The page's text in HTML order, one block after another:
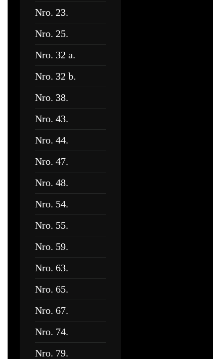
Nro. 23.
Nro. 25.
Nro. 32 a.
Nro. 32 b.
Nro. 38.
Nro. 43.
Nro. 44.
Nro. 47.
Nro. 48.
Nro. 54.
Nro. 55.
Nro. 59.
Nro. 63.
Nro. 65.
Nro. 67.
Nro. 74.
Nro. 79.